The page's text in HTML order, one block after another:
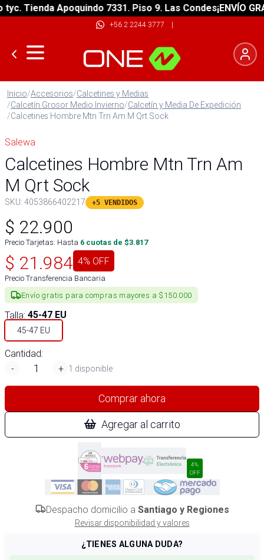
Tienda Apoquindo 7331. Piso 9. Las Condes¡ENVÍO
+56 2 2244 3777 |
Inicio/Accesorios/Calcetines y Medias
/Calcetín Grosor Medio Invierno/Calcetín y Media De Expedición
/Calcetines Hombre Mtn Trn Am M Qrt Sock
Salewa
Calcetines Hombre Mtn Trn Am
M Qrt Sock
SKU: 4053866402217 +5 VENDIDOS
$ 22.900
Precio Tarjetas: Hasta 6 cuotas de $3.817
$ 21.984 4% OFF
Precio Transferencia Bancaria
Envío gratis para compras mayores a $150.000
Talla: 45-47 EU
45-47 EU
Cantidad:
-
+ 1 disponible
Comprar ahora
Agregar al carrito
4%
OFF
Despacho domicilio a Santiago y Regiones
Revisar disponibilidad y valores
¿TIENES ALGUNA DUDA?